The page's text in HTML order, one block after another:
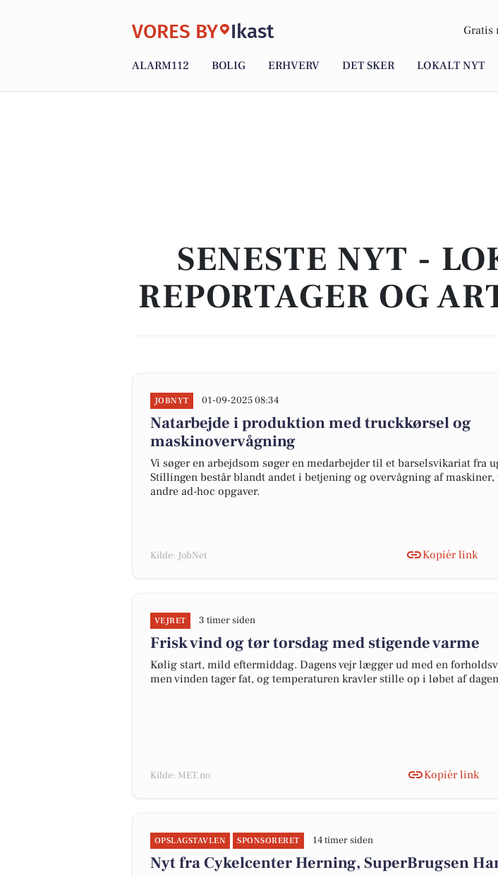
VORES BY Ikast Gratis
ALARM112 BOLIG ERHVERV DET SKER LOKALT NYT
SENESTE NYT -
REPORTAGER OG
JOBNYT 01-09-2025 08:34
Natarbejde i produktion med truckkørsel og
maskinovervågning
Vi søger en arbejdsom søger en medarbejder til et barselsvikariat fra
Stillingen består blandt andet i betjening og overvågning af
andre ad-hoc opgaver.
Kilde: JobNet Kopiér link
VEJRET 3 timer siden
Frisk vind og tør torsdag med stigende varme
Kølig start, mild eftermiddag. Dagens vejr lægger ud med en
men vinden tager fat, og temperaturen kravler stille op i løbet af
Kilde: MET.no Kopiér link
OPSLAGSTAVLEN SPONSORERET 14 timer siden
Nyt fra Cykelcenter Herning, SuperBrugsen